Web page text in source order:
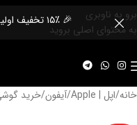
برو به ناوبری
به محتوای اصلی بروید
🎉 ۱۵٪ تخفیف اولین خرید | کد تخفیف: FIRST
خانه/اپل | Apple /آیفون/خرید